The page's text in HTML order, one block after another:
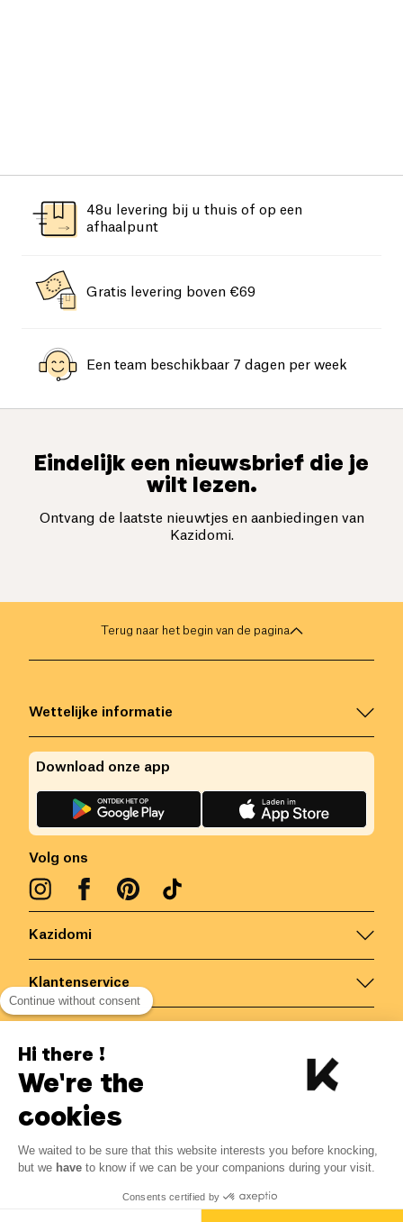
48u levering bij u thuis of op een
afhaalpunt
Gratis levering boven €69
Een team beschikbaar 7 dagen per week
Eindelijk een nieuwsbrief die je
wilt lezen.
Ontvang de laatste nieuwtjes en aanbiedingen van
Kazidomi.
-10% Van 03/08 tot 09/08
3.51 €
Toevoegen aan mandje
Terug naar het begin van de pagina
Kazidomi
Klantenservice
Wettelijke informatie
Volg ons
Download onze app
België/ NL
Alle rechten voorbehouden
Continue without consent
Hi there !
We're the
cookies
We waited to be sure that this website interests you before knocking,
but we have to know if we can be your companions during your visit.
Consents certified by